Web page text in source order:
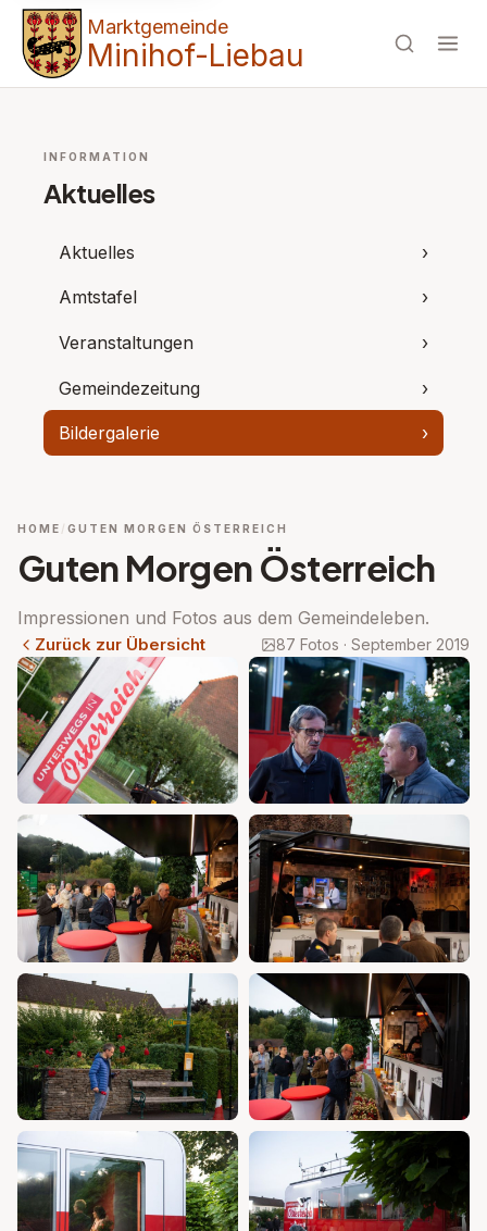
Marktgemeinde
Minihof-Liebau
INFORMATION
Aktuelles
Aktuelles ›
Amtstafel ›
Veranstaltungen ›
Gemeindezeitung ›
Bildergalerie ›
HOME GUTEN MORGEN ÖSTERREICH
Guten Morgen Österreich
Impressionen und Fotos aus dem Gemeindeleben.
Zurück zur Übersicht 87 Fotos · September 2019